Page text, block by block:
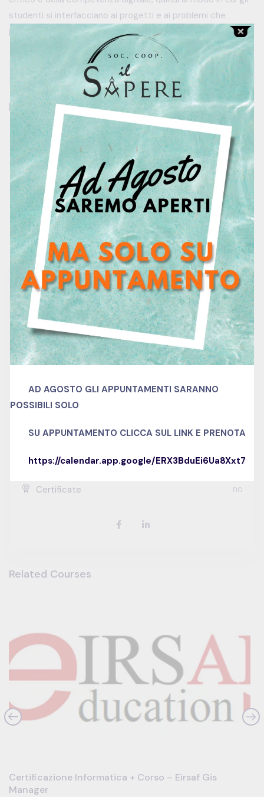
studenti si interfacciano ai progetti e ai problemi che
possono emergere da essi.
There are no items in the curriculum yet.
Instructor
Centro Studi
0.0 0 Reviews 2 Students 245 Courses
Free
Contact To Request
Duration 0 hour
0
Quizzes
Language Italiano
Skill level
Certificate no
Related Courses
Certificazione Informatica + Corso – Eirsaf Gis
Manager
AD AGOSTO GLI APPUNTAMENTI SARANNO
POSSIBILI SOLO
SU APPUNTAMENTO CLICCA SUL LINK E PRENOTA
https://calendar.app.google/ERX3BduEi6Ua8Xxt7